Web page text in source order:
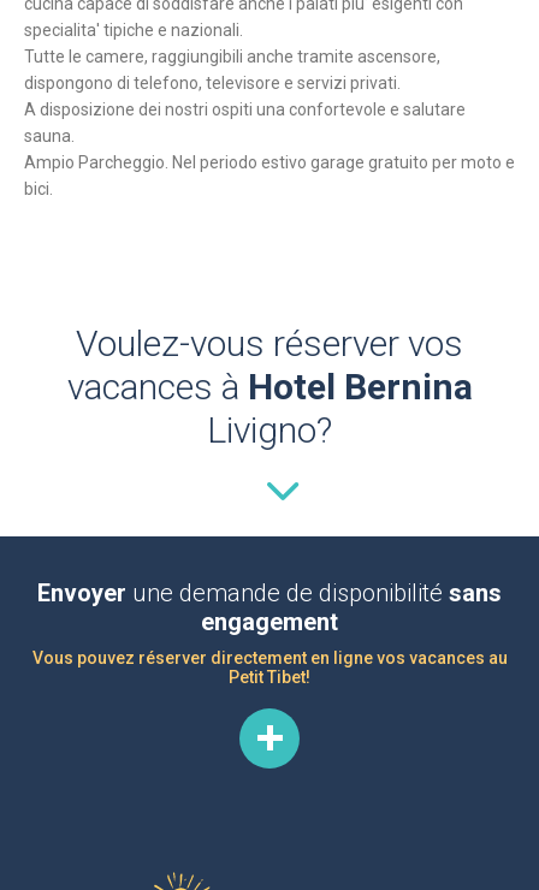
specialita' tipiche e nazionali.
Tutte le camere, raggiungibili anche tramite ascensore,
dispongono di telefono, televisore e servizi privati.
A disposizione dei nostri ospiti una confortevole e salutare
sauna.
Ampio Parcheggio. Nel periodo estivo garage gratuito per moto e
bici.
Voulez-vous réserver vos
vacances à Hotel Bernina
Livigno?
Envoyer une demande de disponibilité sans
engagement
Vous pouvez réserver directement en ligne vos vacances au
Petit Tibet!